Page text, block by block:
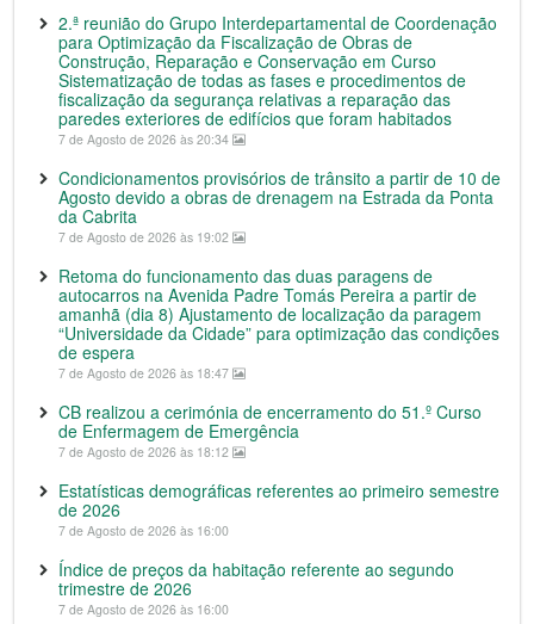
2.ª reunião do Grupo Interdepartamental de Coordenação
para Optimização da Fiscalização de Obras de
Construção, Reparação e Conservação em Curso
Sistematização de todas as fases e procedimentos de
fiscalização da segurança relativas a reparação das
paredes exteriores de edifícios que foram habitados
7 de Agosto de 2026 às 20:34
Condicionamentos provisórios de trânsito a partir de 10 de
Agosto devido a obras de drenagem na Estrada da Ponta
da Cabrita
7 de Agosto de 2026 às 19:02
Retoma do funcionamento das duas paragens de
autocarros na Avenida Padre Tomás Pereira a partir de
amanhã (dia 8) Ajustamento de localização da paragem
“Universidade da Cidade” para optimização das condições
de espera
7 de Agosto de 2026 às 18:47
CB realizou a cerimónia de encerramento do 51.º Curso
de Enfermagem de Emergência
7 de Agosto de 2026 às 18:12
Estatísticas demográficas referentes ao primeiro semestre
de 2026
7 de Agosto de 2026 às 16:00
Índice de preços da habitação referente ao segundo
trimestre de 2026
7 de Agosto de 2026 às 16:00